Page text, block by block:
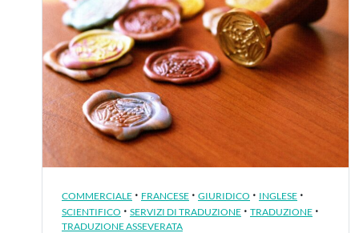
COMMERCIALE · FRANCESE · GIURIDICO · INGLESE ·
SCIENTIFICO · SERVIZI DI TRADUZIONE · TRADUZIONE ·
TRADUZIONE ASSEVERATA